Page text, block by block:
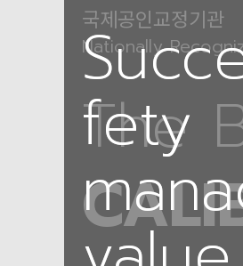
국제공인교정기관
Nationally
The
fety
fety